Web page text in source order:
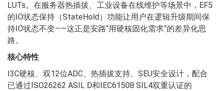
LUTs。在服务器热插拔、工业设备在线维护等场景中，EF5
的IO状态保持（StateHold）功能让用户在逻辑升级期间保
持IO状态不变——这正是安路“用硬核固化需求”的差异化思
路。
核心特性
I3C硬核、双12位ADC、热插拔支持、SEU安全设计，配合
已通过ISO26262 ASIL D和IEC61508 SIL4双重认证的